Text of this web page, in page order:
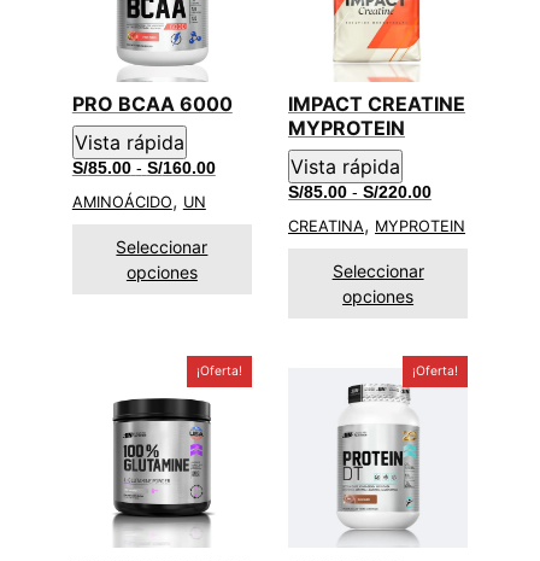
PRO BCAA 6000
Vista rápida
S/85.00 - S/160.00Rango
AMINOÁCIDO, UN
Seleccionar
opciones
IMPACT CREATINE
MYPROTEIN
Vista rápida
S/85.00 - S/220.00Rango
precios:
CREATINA, MYPROTEIN
Seleccionar
opciones
¡Oferta! ¡Oferta!